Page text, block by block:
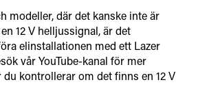
modeller, där det kanske inte är
12 V helljussignal, är det
elinstallationen med ett Lazer
vår YouTube-kanal för mer
kontrollerar om det finns en 12 V